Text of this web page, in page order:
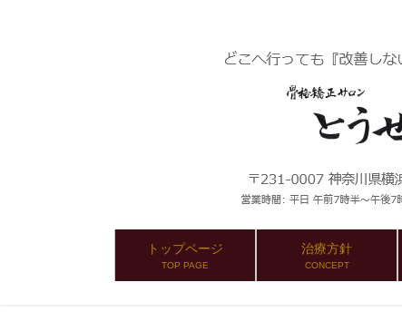
トップページ
TOP PAGE
治療方針
CONCEPT